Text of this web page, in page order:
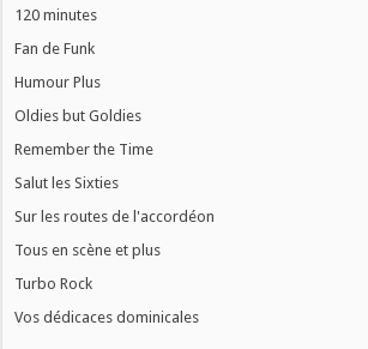
120 minutes
Fan de Funk
Humour Plus
Oldies but Goldies
Remember the Time
Salut les Sixties
Sur les routes de l'accordéon
Tous en scène et plus
Turbo Rock
Vos dédicaces dominicales